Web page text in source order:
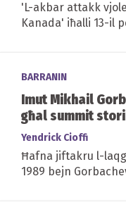
'L-akbar attakk
Kanada' iħalli 13-il
BARRANIN
Imut Mikhail
għal summit
Yendrick Cioffi
Ħafna jiftakru l-
1989 bejn